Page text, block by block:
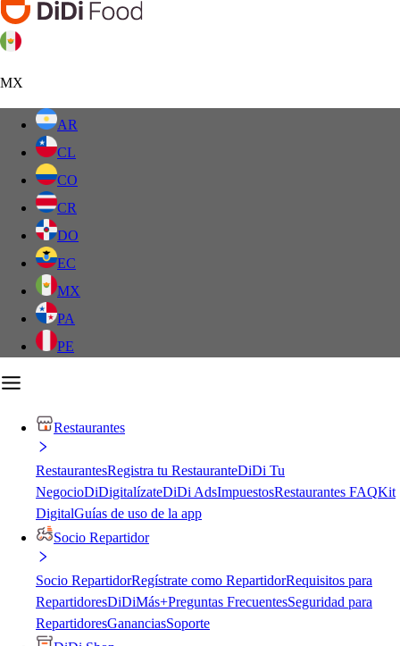
MX
AR
CL
CO
CR
DO
EC
MX
PA
PE
Restaurantes
RestaurantesRegistra tu RestauranteDiDi Tu
NegocioDiDigitalízateDiDi AdsImpuestosRestaurantes FAQKit
DigitalGuías de uso de la app
Socio Repartidor
Socio RepartidorRegístrate como RepartidorRequisitos para
RepartidoresDiDiMás+Preguntas FrecuentesSeguridad para
RepartidoresGananciasSoporte